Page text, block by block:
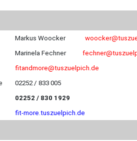
Markus Woocker
Marinela Fechner
fitandmore@tuszuelpich.de
02252 / 833 005
02252 / 830 1929
fit-more.tuszuelpich.de